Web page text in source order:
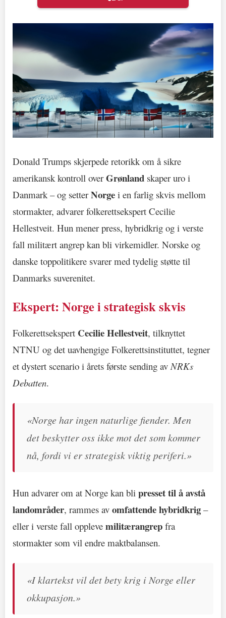
Donald Trumps skjerpede retorikk om å sikre
amerikansk kontroll overGrønland skaper uro i
Danmark – og setterNorge i en farlig skvis mellom
stormakter, advarer folkerettsekspert Cecilie
Hellestveit. Hun mener press, hybridkrig og i verste
fall militært angrep kan bli virkemidler. Norske og
danske toppolitikere svarer med tydelig støtte til
Danmarks suverenitet.
Ekspert: Norge i strategisk skvis
Folkerettsekspert Cecilie Hellestveit, tilknyttet
NTNU og det uavhengige Folkerettsinstituttet, tegner
et dystert scenario i årets første sending av NRKs
Debatten.
«Norge har ingen naturlige fiender. Men
det beskytter oss ikke mot det som kommer
nå, fordi vi er strategisk viktig periferi.»
Hun advarer om at Norge kan bli presset til å avstå
landområder, rammes av omfattende hybridkrig –
eller i verste fall oppleve militærangrep fra
stormakter som vil endre maktbalansen.
«I klartekst vil det bety krig i Norge eller
okkupasjon.»